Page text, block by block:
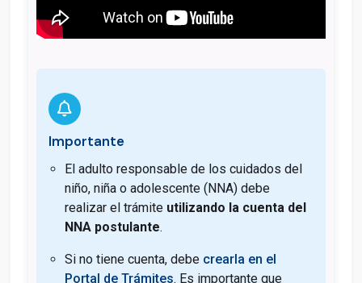
Importante
El adulto responsable de los cuidados del
niño, niña o adolescente (NNA) debe
realizar el trámite utilizando la cuenta del
NNA postulante.
Si no tiene cuenta, debe crearla en el
Portal de Trámites. Es importante que